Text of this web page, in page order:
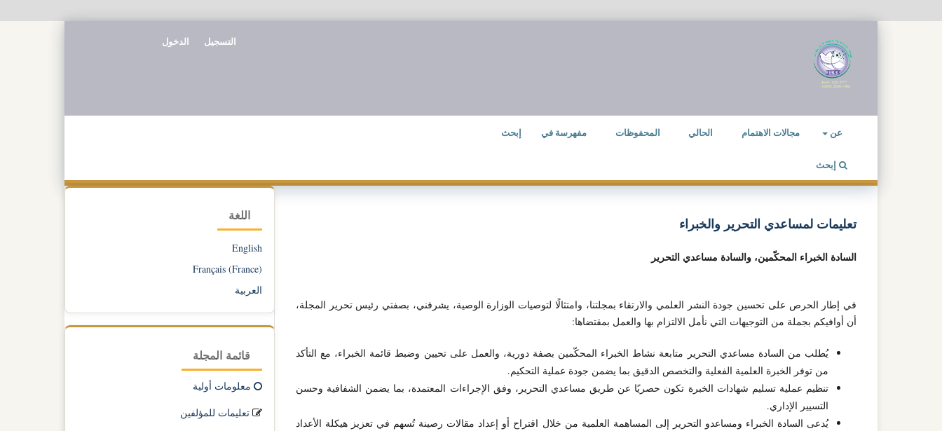
عن مجالات الاهتمام الحالي المحفوظات مفهرسة في إبحث
إبحث
التسجيل الدخول
تعليمات لمساعدي التحرير والخبراء
السادة الخبراء المحكّمين، والسادة مساعدي التحرير
في إطار الحرص على تحسين جودة النشر العلمي والارتقاء بمجلتنا، وامتثالًا لتوصيات الوزارة الوصية، يشرفني، بصفتي رئيس تحرير المجلة،
أن أوافيكم بجملة من التوجيهات التي نأمل الالتزام بها والعمل بمقتضاها:
يُطلب من السادة مساعدي التحرير متابعة نشاط الخبراء المحكّمين بصفة دورية، والعمل على تحيين وضبط قائمة الخبراء، مع التأكد
من توفر الخبرة العلمية الفعلية والتخصص الدقيق بما يضمن جودة عملية التحكيم.
تنظيم عملية تسليم شهادات الخبرة تكون حصريًا عن طريق مساعدي التحرير، وفق الإجراءات المعتمدة، بما يضمن الشفافية وحسن
التسيير الإداري.
يُدعى السادة الخبراء ومساعدو التحرير إلى المساهمة العلمية من خلال اقتراح أو إعداد مقالات رصينة تُسهم في تعزيز هيكلة الأعداد
اللغة
English
Français (France)
العربية
قائمة المجلة
معلومات أولية
تعليمات للمؤلفين